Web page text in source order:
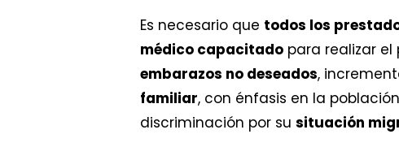
Es necesario que todos los
médico capacitado para realizar el
embarazos no deseados,
familiar, con énfasis en la población
discriminación por su situación